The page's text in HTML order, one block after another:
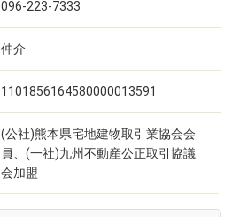
096-223-7333
仲介
1101856164580000013591
(公社)熊本県宅地建物取引業協会会
員、(一社)九州不動産公正取引協議
会加盟